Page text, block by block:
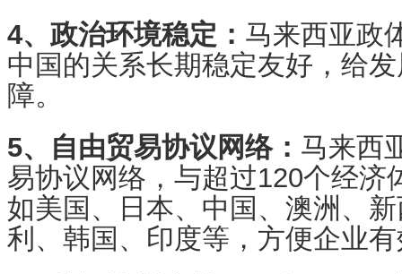
4、政治环境稳定： 马来西亚政
中国的关系长期稳定友好，给
障。
5、自由贸易协议网络： 马来西
易协议网络，与超过120个经济
如美国、日本、中国、澳洲、
利、韩国、印度等，方便企业